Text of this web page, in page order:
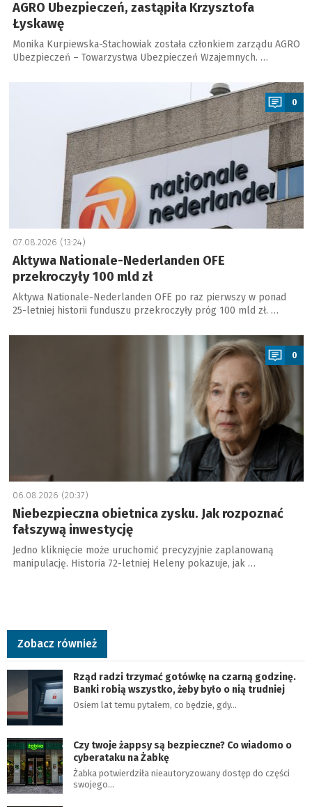
AGRO Ubezpieczeń, zastąpiła Krzysztofa
Łyskawę
Monika Kurpiewska-Stachowiak została członkiem zarządu AGRO
Ubezpieczeń – Towarzystwa Ubezpieczeń Wzajemnych. …
0
07.08.2026 (13:24)
Aktywa Nationale-Nederlanden OFE
przekroczyły 100 mld zł
Aktywa Nationale-Nederlanden OFE po raz pierwszy w ponad
25-letniej historii funduszu przekroczyły próg 100 mld zł. …
a
0
06.08.2026 (20:37)
Niebezpieczna obietnica zysku. Jak rozpoznać
fałszywą inwestycję
Jedno kliknięcie może uruchomić precyzyjnie zaplanowaną
manipulację. Historia 72-letniej Heleny pokazuje, jak …
Zobacz również
Rząd radzi trzymać gotówkę na czarną godzinę.
Banki robią wszystko, żeby było o nią trudniej
Osiem lat temu pytałem, co będzie, gdy…
Czy twoje żappsy są bezpieczne? Co wiadomo o
cyberataku na Żabkę
Żabka potwierdziła nieautoryzowany dostęp do części
swojego…